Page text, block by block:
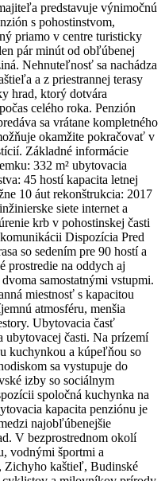
predstavuje výnimočnú
s pohostinstvom,
priamo v centre turisticky
pár minút od obľúbenej
Nehnuteľnosť sa nachádza
a z priestrannej terasy
hrad, ktorý dotvára
celého roka. Penzión
sa vrátane kompletného
okamžite pokračovať v
Základné informácie
332 m² ubytovacia
45 hostí kapacita letnej
10 áut rekonštrukcia: 2017
siete internet a
krb v pohostinskej časti
Dispozícia Pred
so sedením pre 90 hostí a
prostredie na oddych aj
samostatnými vstupmi.
miestnosť s kapacitou
atmosféru, menšia
Ubytovacia časť
ubytovacej časti. Na prízemí
kuchynkou a kúpeľňou so
sa vystupuje do
izby so sociálnym
spoločná kuchynka na
kapacita penziónu je
najobľúbenejšie
V bezprostrednom okolí
vodnými športmi a
Zichyho kaštieľ, Budinské